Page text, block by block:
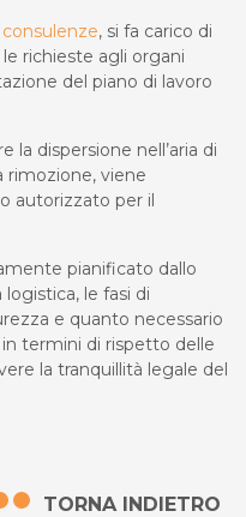
, si fa carico di
richieste agli organi
del piano di lavoro
la dispersione nell’aria di
rimozione, viene
autorizzato per il
pianificato dallo
le fasi di
e quanto necessario
termini di rispetto delle
la tranquillità legale del
TORNA INDIETRO